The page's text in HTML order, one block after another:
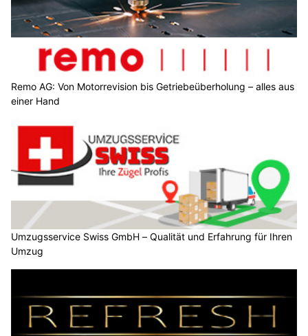
Remo AG: Von Motorrevision bis Getriebeüberholung – alles aus
einer Hand
Umzugsservice Swiss GmbH – Qualität und Erfahrung für Ihren
Umzug